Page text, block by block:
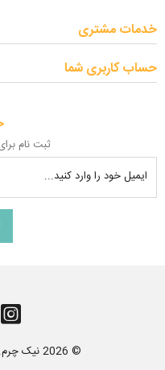
ثبت نام
ایمیل خود را وارد کنید...
خدمات مشتری
حساب کاربری شما
© 2026 نیک چرم. همه حقوق محفوظ است.